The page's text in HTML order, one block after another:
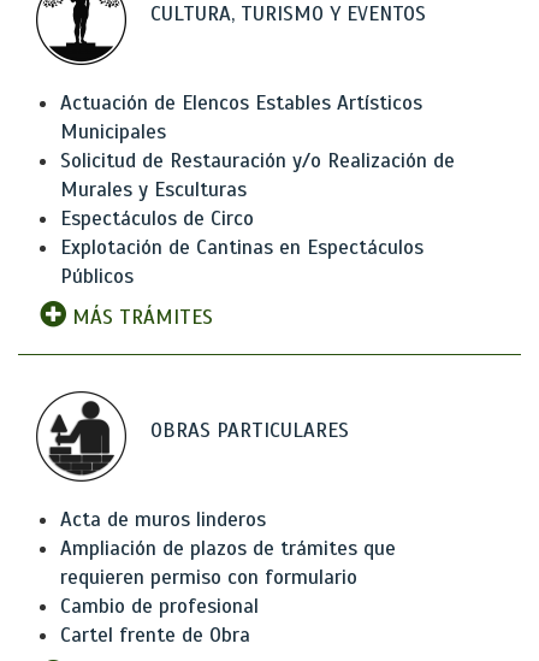
CULTURA, TURISMO Y EVENTOS
Actuación de Elencos Estables Artísticos
Municipales
Solicitud de Restauración y/o Realización de
Murales y Esculturas
Espectáculos de Circo
Explotación de Cantinas en Espectáculos
Públicos
MÁS TRÁMITES
OBRAS PARTICULARES
Acta de muros linderos
Ampliación de plazos de trámites que
requieren permiso con formulario
Cambio de profesional
Cartel frente de Obra